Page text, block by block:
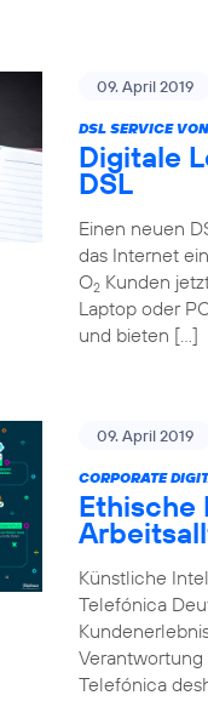
09. April 2019
DSL SERVICE
Digitale
DSL
Einen neuen
das Internet
O2 Kunden
Laptop oder
und bieten […]
09. April 2019
CORPORATE
Ethische
Künstliche
Telefónica
Telefónica